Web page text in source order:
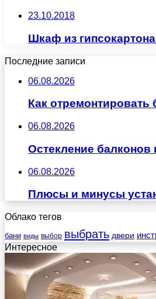
23.10.2018
Шкаф из
Последние записи
06.08.2026
Как отремонтировать
06.08.2026
Остекление
06.08.2026
Плюсы и минусы
Облако тегов
бани виды выбор выбрать двери
Интересное